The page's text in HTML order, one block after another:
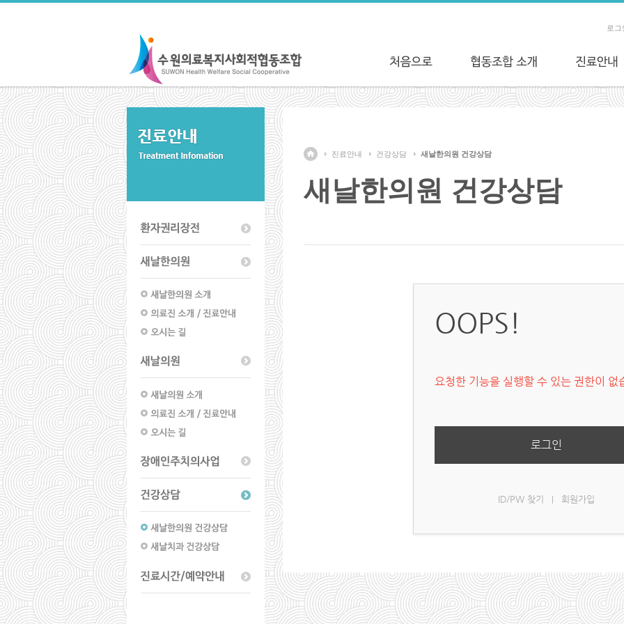
로그
진료안내 건강상담 새날한의원 건강상담
새날한의원 건강상담
OOPS!
요청한 기능을 실행할 수 있는 권한이 없
로그인
ID/PW 찾기 회원가입